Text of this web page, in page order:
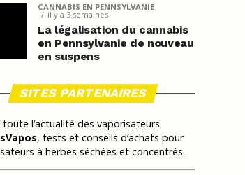
CANNABIS EN PENNSYLVANIE
il y a 3 semaines
La légalisation du cannabis
en Pennsylvanie de nouveau
en suspens
SITES PARTENAIRES
toute l’actualité des vaporisateurs
, tests et conseils d’achats pour
à herbes séchées et concentrés.